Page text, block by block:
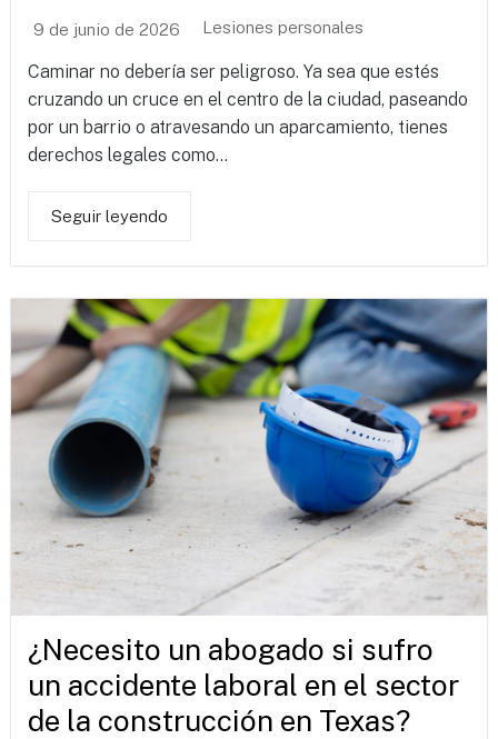
9 de junio de 2026 Lesiones personales
Caminar no debería ser peligroso. Ya sea que estés
cruzando un cruce en el centro de la ciudad, paseando
por un barrio o atravesando un aparcamiento, tienes
derechos legales como...
Seguir leyendo
¿Necesito un abogado si sufro
un accidente laboral en el sector
de la construcción en Texas?